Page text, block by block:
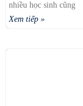
nhiều học sinh cũng
Xem tiếp »